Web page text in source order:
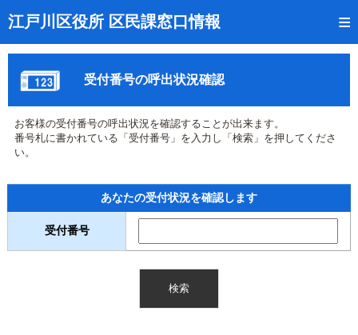
江戸川区役所 区民課窓口情報
トップページ
受付番号の呼出状況確認
証明書の交付状況確認
来庁日時の事前予約
事前予約の確認・取消
混雑予想カレンダー
受付番号の呼出状況確認
お客様の受付番号の呼出状況を確認することが出来ます。
番号札に書かれている「受付番号」を入力し「検索」を押してくださ
い。
あなたの受付状況を確認します
受付番号